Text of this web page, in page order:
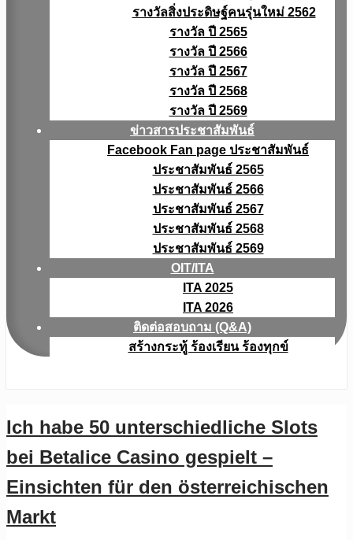
รางวัลสิ่งประดิษฐ์คนรุ่นใหม่ 2562
รางวัล ปี 2565
รางวัล ปี 2566
รางวัล ปี 2567
รางวัล ปี 2568
รางวัล ปี 2569
ข่าวสารประชาสัมพันธ์
Facebook Fan page ประชาสัมพันธ์
ประชาสัมพันธ์ 2565
ประชาสัมพันธ์ 2566
ประชาสัมพันธ์ 2567
ประชาสัมพันธ์ 2568
ประชาสัมพันธ์ 2569
OIT/ITA
ITA 2025
ITA 2026
ติดต่อสอบถาม (Q&A)
สร้างกระทู้ ร้องเรียน ร้องทุกข์
Ich habe 50 unterschiedliche Slots
bei Betalice Casino gespielt –
Einsichten für den österreichischen
Markt